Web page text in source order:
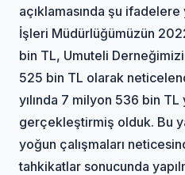
açıklamasında şu
İşleri Müdürlüğümüzün
bin TL, Umuteli
525 bin TL olarak
yılında 7 milyon 536 bin TL
gerçekleştirmiş olduk. Bu
yoğun çalışmaları
tahkikatlar sonucunda